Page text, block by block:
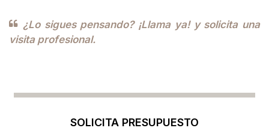
¿Lo sigues pensando? ¡Llama ya! y solicita una
visita profesional.
SOLICITA PRESUPUESTO